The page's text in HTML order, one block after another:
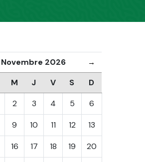
Novembre 2026 →
M J V S
D
2 3 4 5 6
9 10 11 12 13
16 17 18 19 20